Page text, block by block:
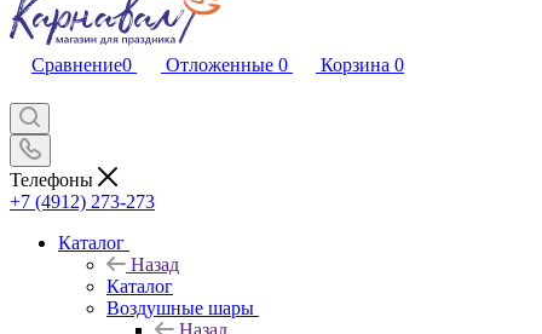
Сравнение0 Отложенные 0 Корзина 0
Телефоны
+7 (4912) 273-273
Каталог
Назад
Каталог
Воздушные шары
Назад